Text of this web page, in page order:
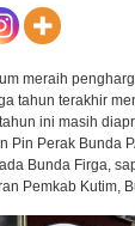
meraih
tahun terakhir
ini masih
Pin Perak Bunda
Bunda Firga,
Pemkab Kutim,